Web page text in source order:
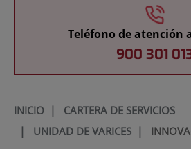
Teléfono de atención
900 301
INICIO| CARTERA DE SERVICIOS
| UNIDAD DE VARICES|